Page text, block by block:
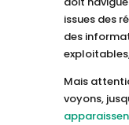
issues des
des
Mais
voyons,